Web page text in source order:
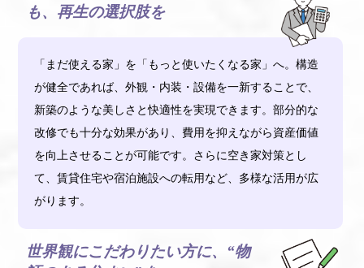
も、再生の選択肢を
「まだ使える家」を「もっと使いたくなる家」へ。構造
が健全であれば、外観・内装・設備を一新することで、
新築のような美しさと快適性を実現できます。部分的な
改修でも十分な効果があり、費用を抑えながら資産価値
を向上させることが可能です。さらに空き家対策とし
て、賃貸住宅や宿泊施設への転用など、多様な活用が広
がります。
世界観にこだわりたい方に、“物